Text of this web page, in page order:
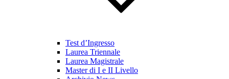
Test d’Ingresso
Laurea Triennale
Laurea Magistrale
Master di I e II Livello